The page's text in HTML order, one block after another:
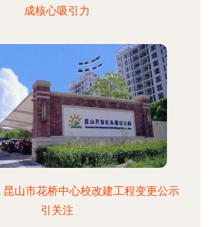
成核心吸引力
昆山市花桥中心校改建工程变更公示
引关注